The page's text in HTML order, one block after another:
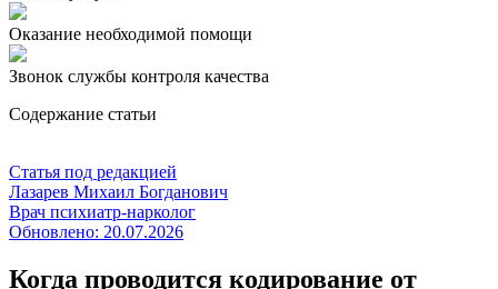
Оказание необходимой помощи
Звонок службы контроля качества
Содержание статьи
Статья под редакцией
Лазарев Михаил Богданович
Врач психиатр-нарколог
Обновлено: 20.07.2026
Когда проводится кодирование от